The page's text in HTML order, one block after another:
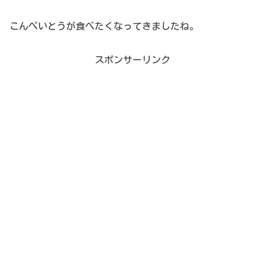
こんぺいとうが食べたくなってきましたね。
スポンサーリンク